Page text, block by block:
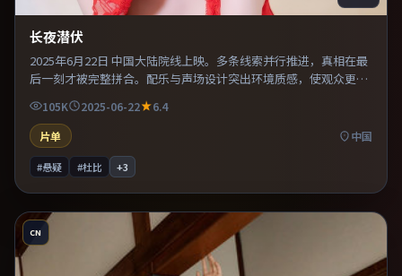
长夜潜伏
2025年6月22日 中国大陆院线上映。多条线索并行推进，真相在最
后一刻才被完整拼合。配乐与声场设计突出环境质感，使观众更易
沉浸其中。既有类型片爽感，也保留作者表达，口碑潜力不俗。
105K 2025-06-22
6.4
片单
中国
#悬疑 #杜比 +3
CN